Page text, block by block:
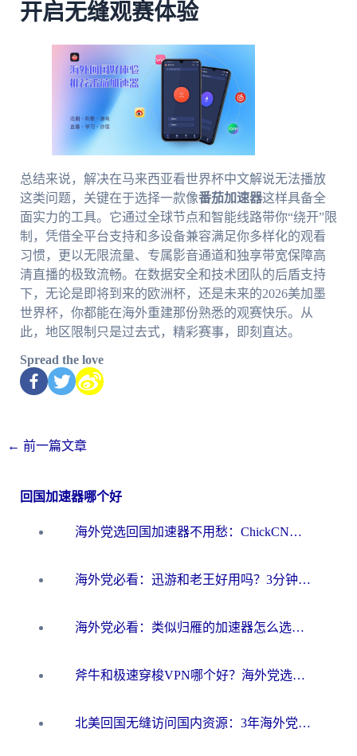
开启无缝观赛体验
总结来说，解决在马来西亚看世界杯中文解说无法播放
这类问题，关键在于选择一款像番茄加速器这样具备全
面实力的工具。它通过全球节点和智能线路带你“绕开”限
制，凭借全平台支持和多设备兼容满足你多样化的观看
习惯，更以无限流量、专属影音通道和独享带宽保障高
清直播的极致流畅。在数据安全和技术团队的后盾支持
下，无论是即将到来的欧洲杯，还是未来的2026美加墨
世界杯，你都能在海外重建那份熟悉的观赛快乐。从
此，地区限制只是过去式，精彩赛事，即刻直达。
Spread the love
← 前一篇文章
回国加速器哪个好
海外党选回国加速器不用愁：ChickCN和洞见哪个好？一篇搞定所有疑问
海外党必看：迅游和老王好用吗？3分钟选对加速国内网络的加速器
海外党必看：类似归雁的加速器怎么选？一篇搞定无缝访问国内资源
斧牛和极速穿梭VPN哪个好？海外党选回国加速器必看的真实对比与避坑指南
北美回国无缝访问国内资源：3年海外党亲测的加速器选择指南